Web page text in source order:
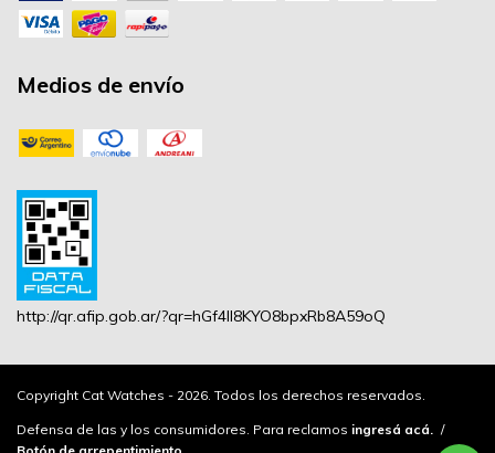
Medios de envío
http://qr.afip.gob.ar/?qr=hGf4lI8KYO8bpxRb8A59oQ
Copyright Cat Watches - 2026. Todos los derechos reservados.
Defensa de las y los consumidores. Para reclamos ingresá acá. /